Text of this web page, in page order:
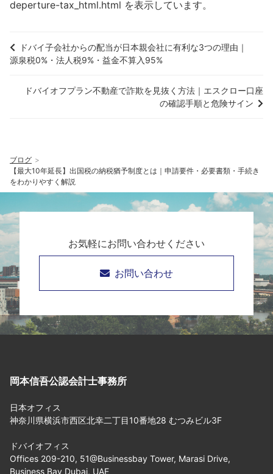
deperture-tax_html.html を表示しています。
ドバイ子会社からの配当が日本親会社に有利な3つの理由｜
源泉税0%・法人税9%・益金不算入95%
ドバイオフプラン不動産で詐欺を見抜く方法｜エスクロー口座
の確認手順と危険サイン
ブログ
【最大10年延長】出国税の納税猶予制度とは｜申請要件・必要書類・手続き
をわかりやすく解説
お気軽にお問い合わせください
お問い合わせ
岡本信吾公認会計士事務所
日本オフィス
神奈川県横浜市西区北幸二丁目10番地28 むつみビル3F
ドバイオフィス
Offices 209-210, 51@Businessbay Tower, Marasi Drive,
Business Bay Dubai, UAE